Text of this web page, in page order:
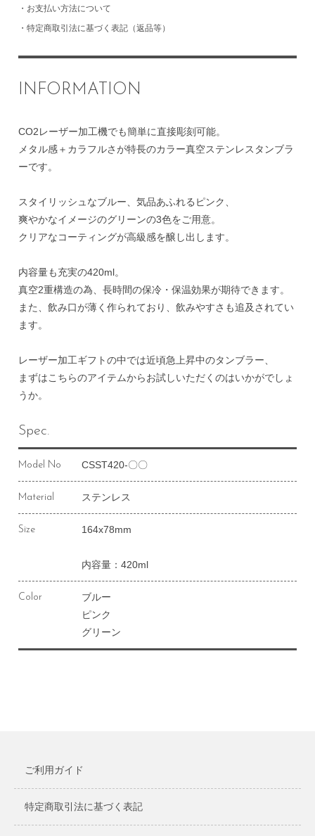
・ お支払い方法について
・ 特定商取引法に基づく表記（返品等）
INFORMATION
CO2レーザー加工機でも簡単に直接彫刻可能。
メタル感＋カラフルさが特長のカラー真空ステンレスタンブラ
ーです。
スタイリッシュなブルー、気品あふれるピンク、
爽やかなイメージのグリーンの3色をご用意。
クリアなコーティングが高級感を醸し出します。
内容量も充実の420ml。
真空2重構造の為、長時間の保冷・保温効果が期待できます。
また、飲み口が薄く作られており、飲みやすさも追及されてい
ます。
レーザー加工ギフトの中では近頃急上昇中のタンブラー、
まずはこちらのアイテムからお試しいただくのはいかがでしょ
うか。
Spec.
Model No CSST420-〇〇
Material ステンレス
Size 164x78mm
内容量：420ml
Color
ブルー
ピンク
グリーン
ご利用ガイド
特定商取引法に基づく表記